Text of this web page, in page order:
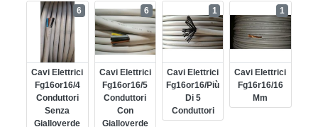
Cavi Elettrici
Fg16or16/4
Conduttori
Senza
Gialloverde
6
Cavi Elettrici
Fg16or16/5
Conduttori
Con
Gialloverde
6
Cavi Elettrici
Fg16or16/più
Di 5
Conduttori
1
Cavi Elettrici
Fg16r16/16
Mm
1